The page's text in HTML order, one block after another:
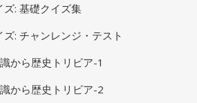
ズ: 基礎クイズ集
: チャンレンジ・テスト
から歴史トリビア-1
から歴史トリビア-2